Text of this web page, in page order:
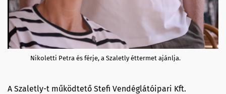
Nikoletti Petra és férje, a Szaletly éttermet ajánlja.
A Szaletly-t működtető Stefi Vendéglátóipari Kft.